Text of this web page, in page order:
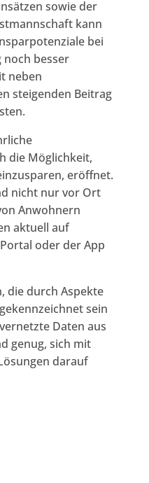
sowie der
kann
bei
besser
neben
steigenden Beitrag
die Möglichkeit,
eröffnet.
nicht nur vor Ort
Anwohnern
aktuell auf
oder der App
die durch Aspekte
sein
Daten aus
genug, sich mit
darauf